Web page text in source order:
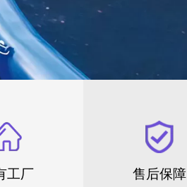
工厂 售后保障